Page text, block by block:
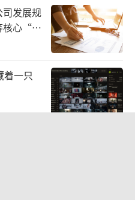
位”。
还有自然语言处理方
负责人林俊旸，通义
社区魔搭负责人周文
发展规
核心“痛
着一只